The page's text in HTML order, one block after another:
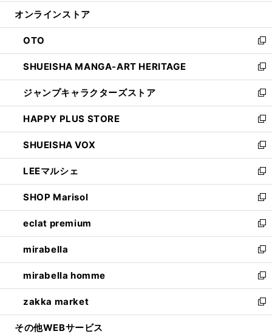
ン
ウ
で
開
く
ウ
ン
ド
ウ
で
開
く
オンラインストア
OTO
新
し
い
ウ
ィ
ン
ド
ウ
で
開
く
SHUEISHA MANGA-ART HERITAGE
新
し
い
ウ
ィ
ン
ド
ウ
で
開
く
ジャンプキャラクターズストア
新
し
い
ウ
ィ
ン
ド
ウ
で
開
く
HAPPY PLUS STORE
新
し
い
ウ
ィ
ン
ド
ウ
で
開
く
SHUEISHA VOX
新
し
い
ウ
ィ
ン
ド
ウ
で
開
く
LEEマルシェ
新
し
い
ウ
ィ
ン
ド
ウ
で
開
く
SHOP Marisol
新
し
い
ウ
ィ
ン
ド
ウ
で
開
eclat premium
新
し
い
ウ
ィ
ン
ド
ウ
mirabella
新
し
い
ウ
ィ
ン
mirabella homme
新
し
い
ウ
zakka market
新
し
その他WEBサービス